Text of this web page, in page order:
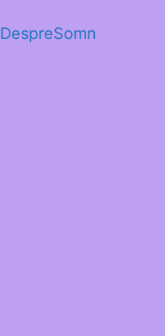
DespreSomn